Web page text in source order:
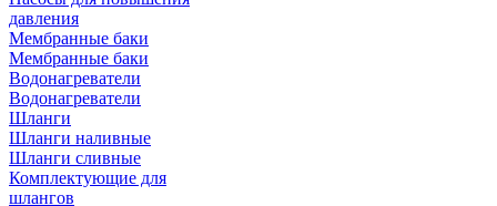
давления
Мембранные баки
Мембранные баки
Водонагреватели
Водонагреватели
Шланги
Шланги наливные
Шланги сливные
Комплектующие для
шлангов